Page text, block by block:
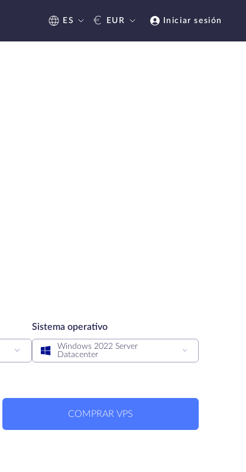
ES € EUR Iniciar sesión
Sistema operativo
Windows 2022 Server
Datacenter
COMPRAR VPS